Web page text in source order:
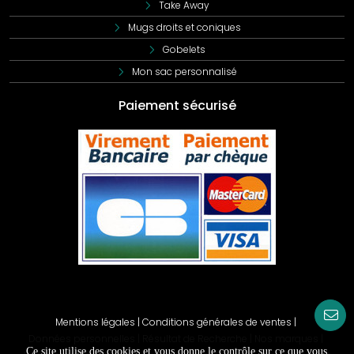
Découvrez également nos autres modèles de
femme personnalisées,polaires enfant personnalisées,
polaires unisexes personnalisées,polaires premium
polaires avec poches personnalisées
polaires bio personnalisées . Nous proposons aussi des
polaires toutes saisons personnalisées, despolaires
personnalisées classiques, desblousons de travail
personnalisésainsi que des
micropolaires
professionnelles, despolaires col zippé personnalisées
polaires bodywarmer professionnels.
Take Away
Mugs droits et coniques
Gobelets
Mon sac personnalisé
Paiement sécurisé
Mentions légales | Conditions générales de ventes |
Ce site utilise des cookies et vous donne le contrôle sur ce que vous